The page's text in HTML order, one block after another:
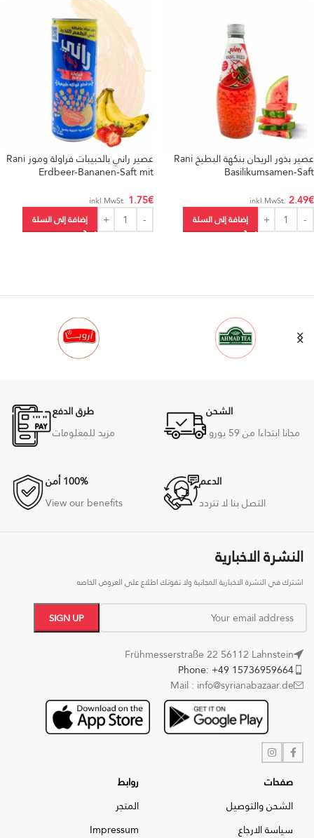
عصير بذور الريحان بنكهة البطيخ Rani
Basilikumsamen-Saft
2.49€
.inkl.MwSt
إضافة إلى السلة
عصير راني بالحبيبات فراولة وموز Rani
Erdbeer-Bananen-Saft mit
1.75€
.inkl.MwSt
إضافة إلى السلة
الشحن
مجانا ابتداءا من 59
يورو
طرق الدفع
مزيد للمعلومات
الدعم
التصل بنا لا تتردد
100% أمن
View our benefits
النشرة الاخبارية
اشترك في النشرة الاخبارية المجانية ولا تفوتك اطلاع على العروض الخاصه
Frühmesserstraße 22 56112 Lahnstein
Phone: +49 15736959664
Mail : info@syrianabazaar.de
صفحات
الشحن والتوصيل
سياسة الارجاع
روابط
المتجر
Impressum